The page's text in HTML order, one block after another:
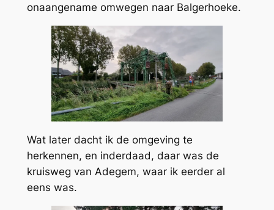
onaangename omwegen naar Balgerhoeke.
Wat later dacht ik de omgeving te
herkennen, en inderdaad, daar was de
kruisweg van Adegem, waar ik eerder al
eens was.